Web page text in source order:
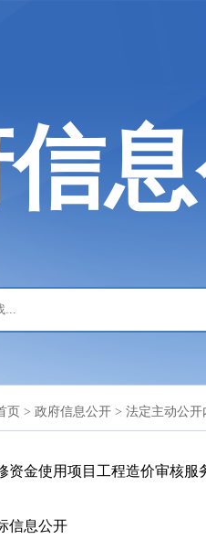
页 > 政府信息公开 > 法定主动公开
资金使用项目工程造价审核服
信息公开